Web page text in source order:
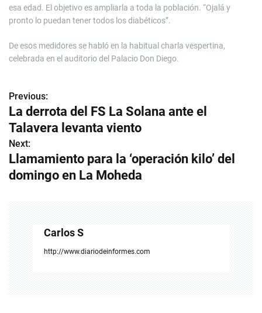
esa edad. El objetivo es ampliarla a toda la población. “Ojalá y
pronto lo puedan tener todos los diabéticos”.
De esos medidores se habló en la habitual charla vespertina,
celebrada en el auditorio del Palacio Don Diego.
N
a
v
e
Previous:
La derrota del FS La Solana ante el
Talavera levanta viento
Next:
Llamamiento para la ‘operación kilo’ del
domingo en La Moheda
Carlos S
http://www.diariodeinformes.com